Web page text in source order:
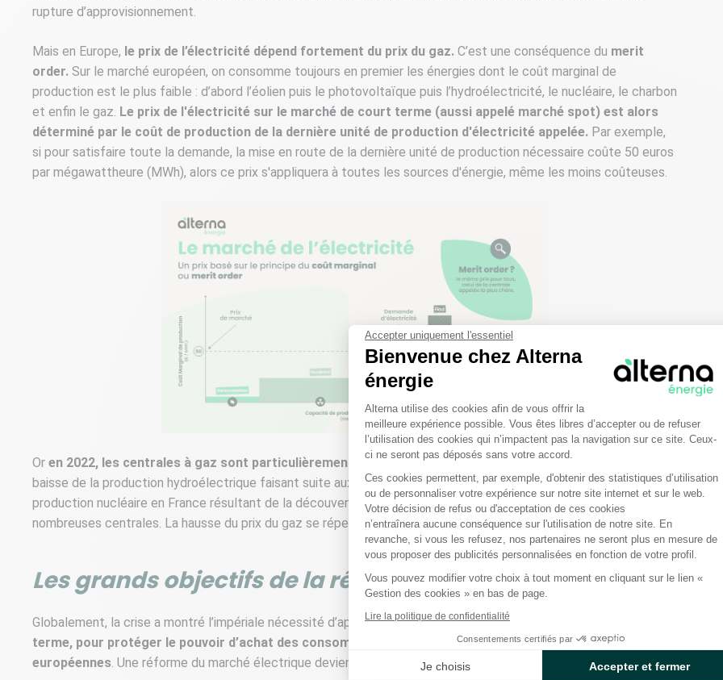
rupture d’approvisionnement.
Mais en Europe, le prix de l’électricité dépend fortement du prix du gaz. C’est une conséquence du merit
order. Sur le marché européen, on consomme toujours en premier les énergies dont le coût marginal de
production est le plus faible : d’abord l’éolien puis le photovoltaïque puis l’hydroélectricité, le nucléaire, le charbon
et enfin le gaz. Le prix de l'électricité sur le marché de court terme (aussi appelé marché spot) est alors
déterminé par le coût de production de la dernière unité de production d'électricité appelée. Par exemple,
si pour satisfaire toute la demande, la mise en route de la dernière unité de production nécessaire coûte 50 euros
par mégawattheure (MWh), alors ce prix s'appliquera à toutes les sources d'énergie, même les moins coûteuses.
Or en 2022, les centrales à gaz sont particulièrement sollicitées . L’année a en effet été marquée par une
baisse de la production hydroélectrique faisant suite aux sécheresses, ainsi qu’à une baisse historique de la
production nucléaire en France résultant de la découverte de problèmes de corrosion sous contrainte sur de
nombreuses centrales. La hausse du prix du gaz se répercute alors sur le prix de l’électricité.
Les grands objectifs de la réforme du marché européen
Globalement, la crise a montré l’impériale nécessité d’apporter plus destabilité et de visibilité sur le long
terme, pour protéger le pouvoir d’achat des consommateurs et la compétitivité des entreprises
européennes . Une réforme du marché électrique devient alors nécessaire.
Accepter uniquement l'essentiel
Bienvenue chez Alterna
énergie
Plateforme de Gestion du
Alterna utilise des cookies afin de vous offrir la
meilleure expérience possible. Vous êtes libres d’accepter ou de refuser
l’utilisation des cookies qui n’impactent pas la navigation sur ce site. Ceux-
ci ne seront pas déposés sans votre accord.
Ces cookies permettent, par exemple, d'obtenir des statistiques d’utilisation
ou de personnaliser votre expérience sur notre site internet et sur le web.
Votre décision de refus ou d'acceptation de ces cookies
n’entraînera aucune conséquence sur l'utilisation de notre site. En
revanche, si vous les refusez, nos partenaires ne seront plus en mesure de
vous proposer des publicités personnalisées en fonction de votre profil.
Vous pouvez modifier votre choix à tout moment en cliquant sur le lien «
Gestion des cookies » en bas de page.
Lire la politique de confidentialité
Consentements certifiés par
Je choisis Accepter et fermer
Axeptio consent